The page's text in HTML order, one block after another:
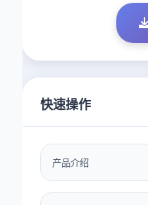
快速操作
产品介绍